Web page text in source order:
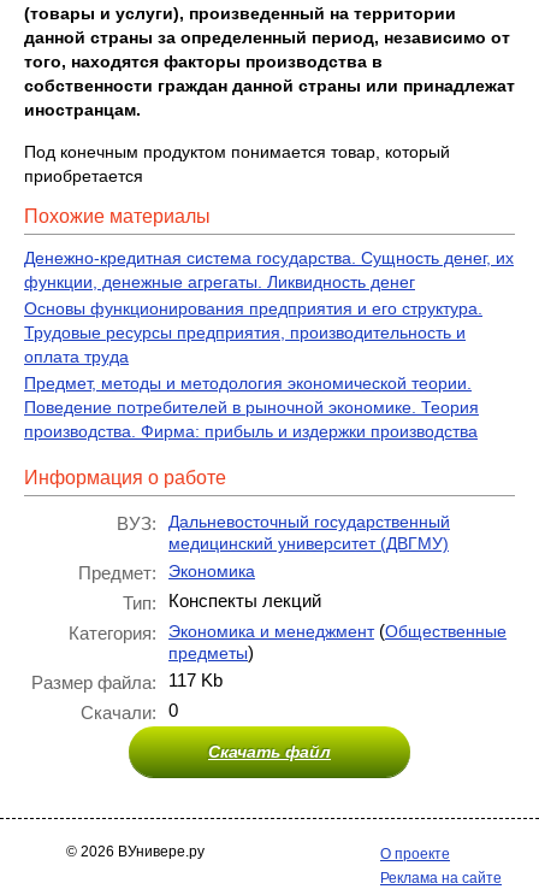
(товары и услуги), произведенный на территории
данной страны за определенный период, независимо от
того, находятся факторы производства в
собственности граждан данной страны или принадлежат
иностранцам.
Под конечным продуктом понимается товар, который
приобретается
Похожие материалы
Денежно-кредитная система государства. Сущность денег, их
функции, денежные агрегаты. Ликвидность денег
Основы функционирования предприятия и его структура.
Трудовые ресурсы предприятия, производительность и
оплата труда
Предмет, методы и методология экономической теории.
Поведение потребителей в рыночной экономике. Теория
производства. Фирма: прибыль и издержки производства
Информация о работе
ВУЗ:
Дальневосточный государственный
медицинский университет (ДВГМУ)
Предмет: Экономика
Тип:
Конспекты лекций
Категория:
Экономика и менеджмент(Общественные
предметы)
Размер файла:
117 Kb
Скачали:
0
Скачать файл
© 2026 ВУнивере.ру
О проекте
Реклама на сайте